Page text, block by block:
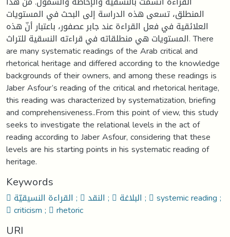
المنطلق، تسعى هذه الدراسة إلى البحث في المستويات
العلائقية في فعل القراءة عند جابر عصفور، باعتبار أنّ هذه
المستويات هي منطلقاته في قراءته النسقية للتراث. There
are many systematic readings of the Arab critical and
rhetorical heritage and differed according to the knowledge
backgrounds of their owners, and among these readings is
Jaber Asfour’s reading of the critical and rhetorical heritage,
this reading was characterized by systematization, briefing
and comprehensiveness..From this point of view, this study
seeks to investigate the relational levels in the act of
reading according to Jaber Asfour, considering that these
levels are his starting points in his systematic reading of
heritage.
Keywords
 القراءة النسيقيّة ;  النقد ;  البلاغة ;  systemic reading ;
 criticism ;  rhetoric
URI